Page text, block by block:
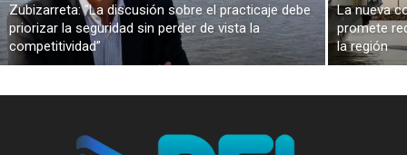
Zubizarreta: “La discusión sobre el practicaje debe
priorizar la seguridad sin perder de vista la
competitividad”
La nueva
promete
la región